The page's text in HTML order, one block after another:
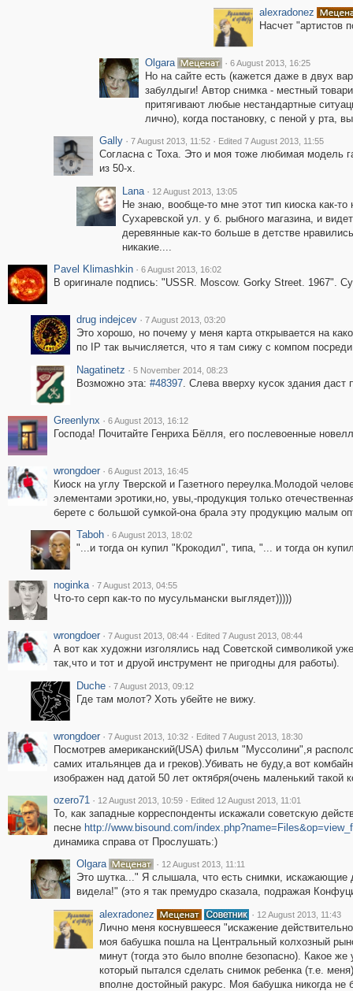
alexradonez
Насчет "артистов
Olgara · 6 August 2013, 16:25
Но на сайте есть (кажется даже в двух
забулдыги! Автор снимка - местный
притягивают любые нестандартные
лично), когда постановку, с пеной у рта,
Gally · 7 August 2013, 11:52 · Edited 7 August 2013, 11:55
Согласна с Тоха. Это и моя тоже любимая модель
из 50-х.
Lana · 12 August 2013, 13:05
Не знаю, вообще-то мне этот тип киоска как-
Сухаревской ул. у б. рыбного магазина, и
деревянные как-то больше в детстве
никакие....
Pavel Klimashkin · 6 August 2013, 16:02
В оригинале подпись: "USSR. Moscow. Gorky Street. 1967".
drug indejcev · 7 August 2013, 03:20
Это хорошо, но почему у меня карта открывается на
по IP так вычисляется, что я там сижу с компом
Nagatinetz · 5 November 2014, 08:23
Возможно эта: #48397. Слева вверху кусок здания
Greenlynx · 6 August 2013, 16:12
Господа! Почитайте Генриха Бёлля, его послевоенные
wrongdoer · 6 August 2013, 16:45
Киоск на углу Тверской и Газетного переулка.Молодой
элементами эротики,но, увы,-продукция только
берете с большой сумкой-она брала эту продукцию малым
Taboh · 6 August 2013, 18:02
"...и тогда он купил "Крокодил", типа, "... и тогда он
noginka · 7 August 2013, 04:55
Что-то серп как-то по мусульмански выглядет)))))
wrongdoer · 7 August 2013, 08:44 · Edited 7 August 2013, 08:44
А вот как художни изголялись над Советской символикой
так,что и тот и друой инструмент не пригодны для работы).
Duche · 7 August 2013, 09:12
Где там молот? Хоть убейте не вижу.
wrongdoer · 7 August 2013, 10:32 · Edited 7 August 2013, 18:30
Посмотрев американский(USA) фильм "Муссолини",я
самих итальянцев да и греков).Убивать не буду,а вот
изображен над датой 50 лет октября(очень маленький такой
ozero71 · 12 August 2013, 10:59 · Edited 12 August 2013, 11:01
То, как западные корреспонденты искажали советскую
песне http://www.bisound.com/
динамика справа от Прослушать:)
Olgara
· 12 August 2013, 11:11
Это шутка..." Я слышала, что есть снимки, искажающие
видела!" (это я так премудро сказала, подражая
alexradonez
· 12 August 2013, 11:43
Лично меня коснувшееся "искажение
моя бабушка пошла на Центральный колхозный
минут (тогда это было вполне безопасно). Какое
который пытался сделать снимок ребенка (т.е.
вполне достойный ракурс. Моя бабушка никогда